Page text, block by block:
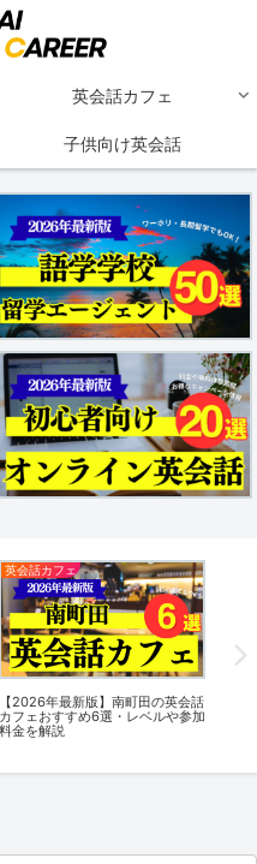
英会話カフェ
子供向け英会話
英会話カフェ
【2026年最新版】広尾の英会話カ
フェおすすめ5選・レベルや参加料
金を解説